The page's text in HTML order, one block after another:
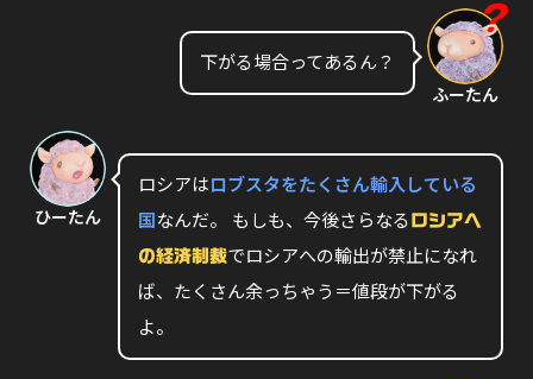
下がる場合ってあるん？
ふーたん
ひーたん
ロシアはロブスタをたくさん輸入している
国 なんだ。 もしも、今後さらなる ロシアへ
の経済制裁でロシアへの輸出が禁止になれ
ば、たくさん余っちゃう＝値段が下がる
よ。